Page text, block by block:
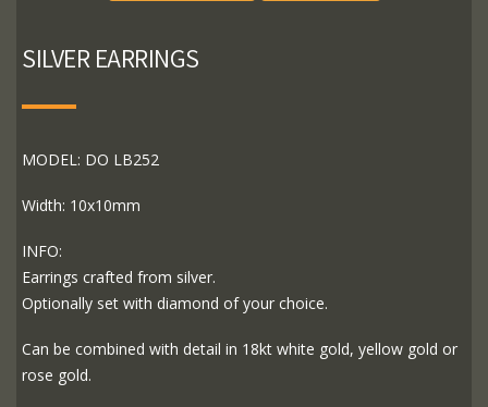
SILVER EARRINGS
MODEL: DO LB252
Width: 10x10mm
INFO:
Earrings crafted from silver.
Optionally set with diamond of your choice.
Can be combined with detail in 18kt white gold, yellow gold or
rose gold.